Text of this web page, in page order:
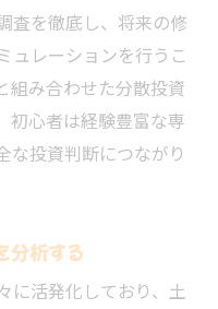
査を徹底し、将来の修
ュレーションを行うこ
組み合わせた分散投資
初心者は経験豊富な専
な投資判断につながり
分析する
に活発化しており、土